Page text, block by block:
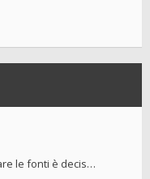
le fonti è decis…